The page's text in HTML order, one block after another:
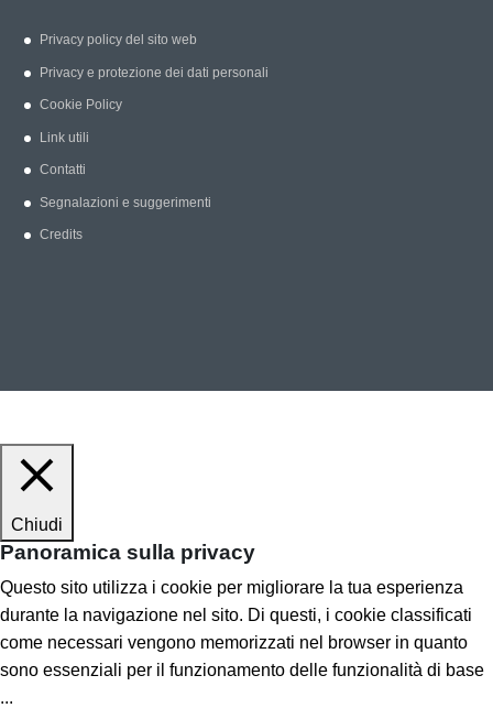
Privacy policy del sito web
Privacy e protezione dei dati personali
Cookie Policy
Link utili
Contatti
Segnalazioni e suggerimenti
Credits
Chiudi
Panoramica sulla privacy
Questo sito utilizza i cookie per migliorare la tua esperienza
durante la navigazione nel sito. Di questi, i cookie classificati
come necessari vengono memorizzati nel browser in quanto
sono essenziali per il funzionamento delle funzionalità di base
...